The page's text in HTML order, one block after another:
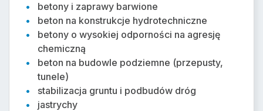
betony i zaprawy barwione
beton na konstrukcje hydrotechniczne
betony o wysokiej odporności na agresję
chemiczną
beton na budowle podziemne (przepusty,
tunele)
stabilizacja gruntu i podbudów dróg
jastrychy